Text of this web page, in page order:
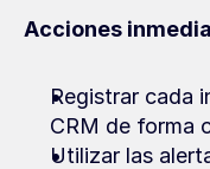
Acciones
Registrar cada
CRM de forma
Utilizar las